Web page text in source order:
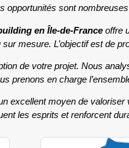
opportunités sont
en Île-de-France offre
mesure. L’objectif est de
de votre projet. Nous
prenons en charge
excellent moyen de
les esprits et renforcent